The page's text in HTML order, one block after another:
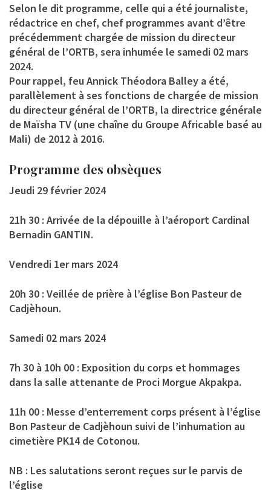
Selon le dit programme, celle qui a été journaliste,
rédactrice en chef, chef programmes avant d’être
précédemment chargée de mission du directeur
général de l’ORTB, sera inhumée le samedi 02 mars
2024.
Pour rappel, feu Annick Théodora Balley a été,
parallèlement à ses fonctions de chargée de mission
du directeur général de l’ORTB, la directrice générale
de Maïsha TV (une chaîne du Groupe Africable basé au
Mali) de 2012 à 2016.
Programme des obsèques
Jeudi 29 février 2024
21h 30 : Arrivée de la dépouille à l’aéroport Cardinal
Bernadin GANTIN.
Vendredi 1er mars 2024
20h 30 : Veillée de prière à l’église Bon Pasteur de
Cadjèhoun.
Samedi 02 mars 2024
7h 30 à 10h 00 : Exposition du corps et hommages
dans la salle attenante de Proci Morgue Akpakpa.
11h 00 : Messe d’enterrement corps présent à l’église
Bon Pasteur de Cadjèhoun suivi de l’inhumation au
cimetière PK14 de Cotonou.
NB : Les salutations seront reçues sur le parvis de
l’église